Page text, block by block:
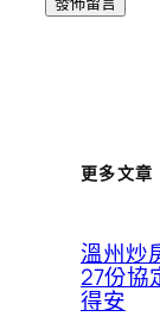
更多文章
溫州炒
27份協
得安